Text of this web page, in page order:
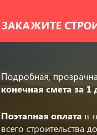
ЗАКАЖИТЕ
Подробная,
конечная смета за 1
Поэтапная оплата в
всего строительства